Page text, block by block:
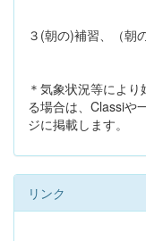
３(朝の)補習、（朝
＊気象状況等によ
る場合は、Classiや
ジに掲載します。
リンク